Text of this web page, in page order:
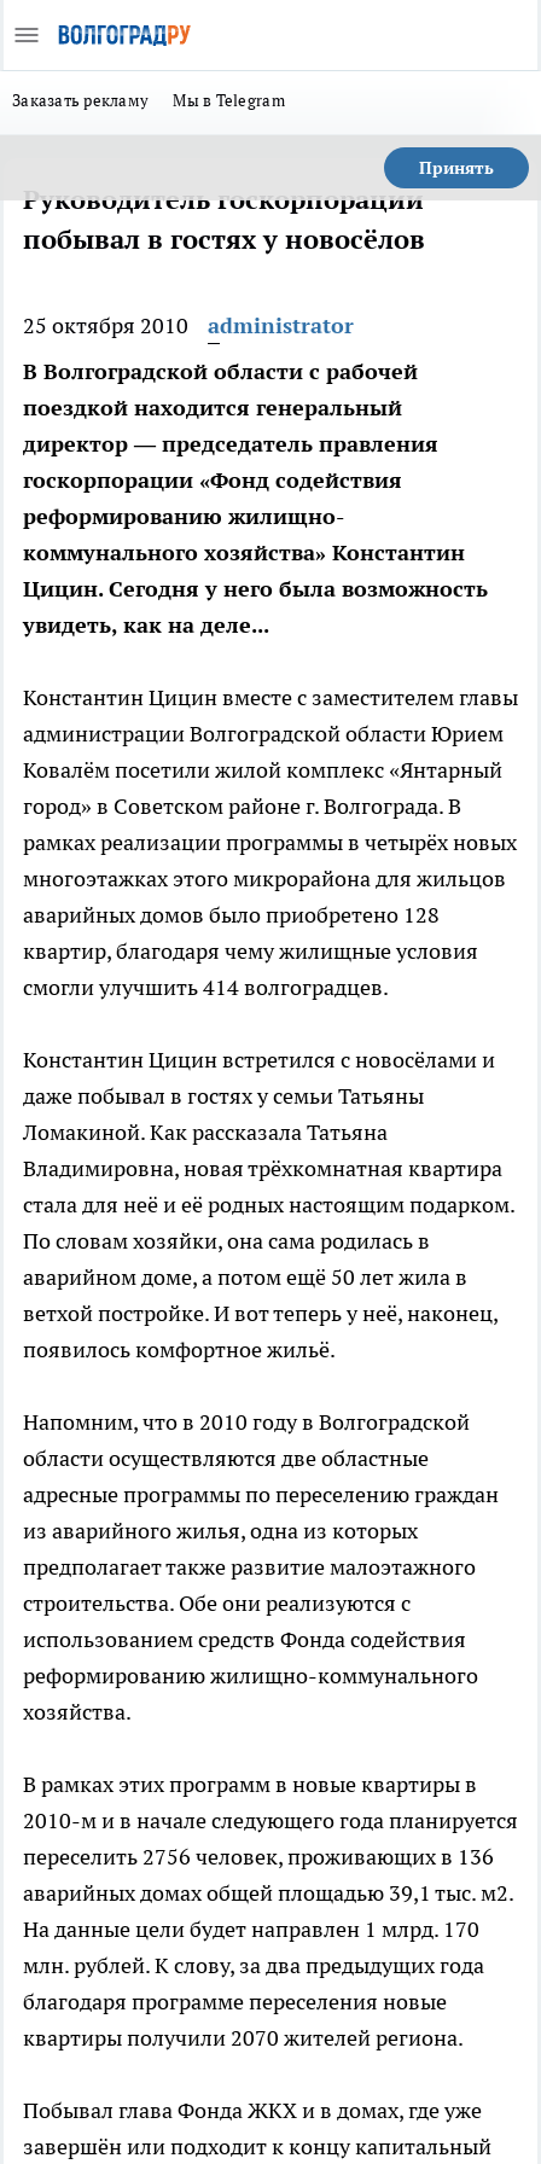
Заказать рекламу Мы в Telegram
Принять
Руководитель госкорпорации
побывал в гостях у новосёлов
25 октября 2010
administrator
В Волгоградской области с рабочей
поездкой находится генеральный
директор — председатель правления
госкорпорации «Фонд содействия
реформированию жилищно-
коммунального хозяйства» Константин
Цицин. Сегодня у него была возможность
увидеть, как на деле...
Константин Цицин вместе с заместителем главы
администрации Волгоградской области Юрием
Ковалём посетили жилой комплекс «Янтарный
город» в Советском районе г. Волгограда. В
рамках реализации программы в четырёх новых
многоэтажках этого микрорайона для жильцов
аварийных домов было приобретено 128
квартир, благодаря чему жилищные условия
смогли улучшить 414 волгоградцев.
Константин Цицин встретился с новосёлами и
даже побывал в гостях у семьи Татьяны
Ломакиной. Как рассказала Татьяна
Владимировна, новая трёхкомнатная квартира
стала для неё и её родных настоящим подарком.
По словам хозяйки, она сама родилась в
аварийном доме, а потом ещё 50 лет жила в
ветхой постройке. И вот теперь у неё, наконец,
появилось комфортное жильё.
Напомним, что в 2010 году в Волгоградской
области осуществляются две областные
адресные программы по переселению граждан
из аварийного жилья, одна из которых
предполагает также развитие малоэтажного
строительства. Обе они реализуются с
использованием средств Фонда содействия
реформированию жилищно-коммунального
хозяйства.
В рамках этих программ в новые квартиры в
2010-м и в начале следующего года планируется
переселить 2756 человек, проживающих в 136
аварийных домах общей площадью 39,1 тыс. м2.
На данные цели будет направлен 1 млрд. 170
млн. рублей. К слову, за два предыдущих года
благодаря программе переселения новые
квартиры получили 2070 жителей региона.
Побывал глава Фонда ЖКХ и в домах, где уже
завершён или подходит к концу капитальный